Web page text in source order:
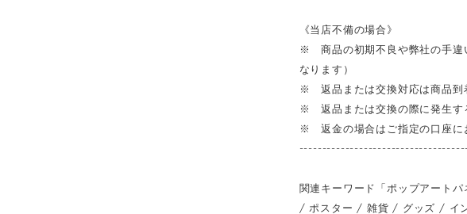
《当店不備の場合》
※ 商品の初期不良や弊社の手違
なります）
※ 返品または交換対応は商品到
※ 返品または交換の際に発生す
※ 返金の場合はご指定の口座に
関連キーワード「ポップアート
/ ポスター / 雑貨 / グッズ / イ